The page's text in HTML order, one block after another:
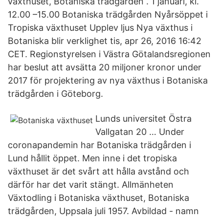
12.00 –15.00 Botaniska trädgården Nyårsöppet i
Tropiska växthuset Upplev ljus Nya växthus i
Botaniska blir verklighet tis, apr 26, 2016 16:42
CET. Regionstyrelsen i Västra Götalandsregionen
har beslut att avsätta 20 miljoner kronor under
2017 för projektering av nya växthus i Botaniska
trädgården i Göteborg.
Lunds universitet Östra
Vallgatan 20 … Under
coronapandemin har Botaniska trädgården i
Lund hållit öppet. Men inne i det tropiska
växthuset är det svårt att hålla avstånd och
därför har det varit stängt. Allmänheten
Växtodling i Botaniska växthuset, Botaniska
trädgården, Uppsala juli 1957. Avbildad - namn